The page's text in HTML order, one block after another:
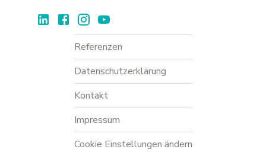
Referenzen
Datenschutzerklärung
Kontakt
Impressum
Cookie Einstellungen ändern